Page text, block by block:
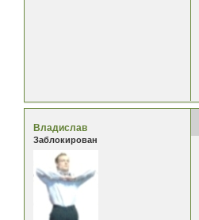
Владислав
Заблокирован